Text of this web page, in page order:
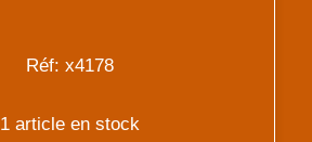
Réf: x4178
1 article en stock